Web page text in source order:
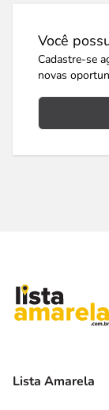
Você
Cadastre-se
novas
Lista Amarela